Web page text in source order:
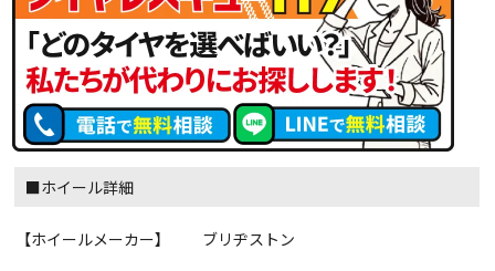
■ホイール詳細
【ホイールメーカー】
ブリヂストン